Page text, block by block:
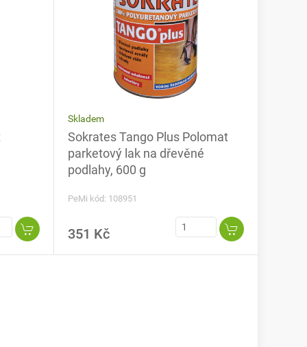
Skladem
Sokrates Tango Plus Polomat
parketový lak na dřevěné
podlahy, 600 g
PeMi kód: 108951
351 Kč